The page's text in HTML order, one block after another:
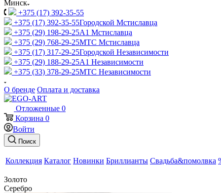
Минск
+375 (17) 392-35-55
+375 (17) 392-35-55Городской Мстиславца
+375 (29) 198-29-25A1 Мстиславца
+375 (29) 768-29-25МТС Мстиславца
+375 (17) 317-29-25Городской Независимости
+375 (29) 188-29-25A1 Независимости
+375 (33) 378-29-25МТС Независимости
О бренде Оплата и доставка
Отложенные 0
Корзина 0
Войти
Поиск
Коллекция Каталог Новинки Бриллианты Свадьба&помолвка
Золото
Серебро